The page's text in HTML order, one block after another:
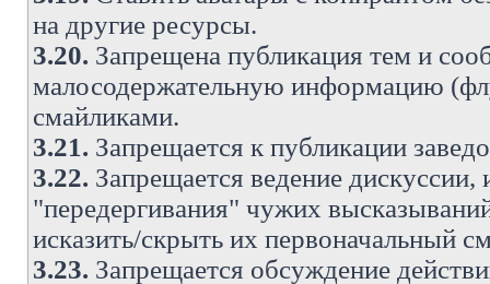
на другие ресурсы.
3.20. Запрещена публикация тем и
малосодержательную информацию
смайликами.
3.21. Запрещается к публикации
3.22. Запрещается ведение
"передергивания" чужих
исказить/скрыть их первоначальный
3.23. Запрещается обсуждение